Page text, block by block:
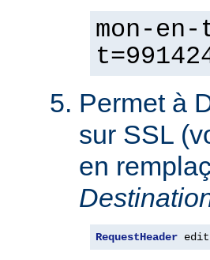
mon-
Permet à
sur SSL
en
RequestHeader edit